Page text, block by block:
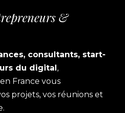
&
consultants, start-
du digital,
France vous
projets, vos réunions et